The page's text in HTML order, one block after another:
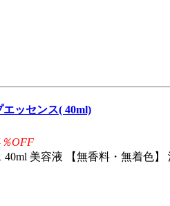
ッセンス( 40ml)
OFF
美容液 【無香料・無着色】